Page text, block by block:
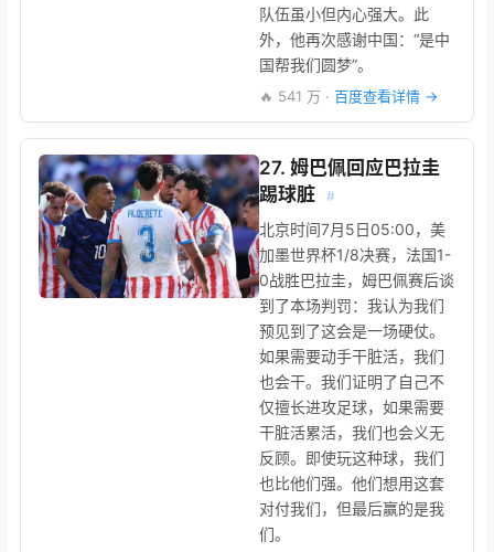
队伍虽小但内心强大。此
外，他再次感谢中国：“是中
国帮我们圆梦”。
🔥 541 万 · 百度查看详情 →
27. 姆巴佩回应巴拉圭
踢球脏
#
北京时间7月5日05:00，美
加墨世界杯1/8决赛，法国1-
0战胜巴拉圭，姆巴佩赛后谈
到了本场判罚：我认为我们
预见到了这会是一场硬仗。
如果需要动手干脏活，我们
也会干。我们证明了自己不
仅擅长进攻足球，如果需要
干脏活累活，我们也会义无
反顾。即使玩这种球，我们
也比他们强。他们想用这套
对付我们，但最后赢的是我
们。